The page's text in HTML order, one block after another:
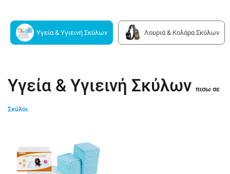
Υγεία & Υγιεινή Σκύλων Λουριά & Κολάρα Σκύλων
Υγεία & Υγιεινή Σκύλων πισω σε
Σκύλοι